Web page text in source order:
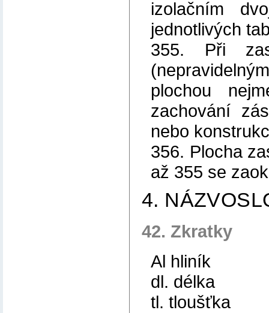
izolačním
jednotlivých
355. Při
plochou
zachování
nebo
356. Plocha
až 355 se
4.
42. Zkratky
Al hliník
dl. délka
tl. tloušťka